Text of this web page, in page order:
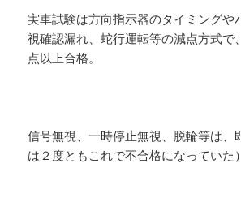
実車試験は方向指示器のタイミングや
視確認漏れ、蛇行運転等の減点方式で
点以上合格。
信号無視、一時停止無視、脱輪等は、
は２度ともこれで不合格になっていた）